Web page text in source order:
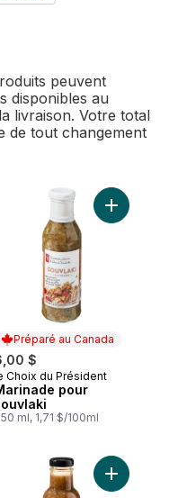
peuvent
disponibles au
livraison. Votre total
de tout changement
piquante au panier
Préparé au Canada
$
au Canada
Choix du Président
pour
ml, 1,71 $/100ml
Ajouter
teriyaki au panierAjouter